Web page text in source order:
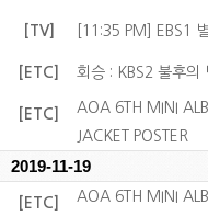
[TV] [11:35 PM] EBS1
[ETC] 회승 : KBS2 불후의
[ETC]
AOA 6TH MINI
JACKET POSTER
2019-11-19
[ETC]
AOA 6TH MINI